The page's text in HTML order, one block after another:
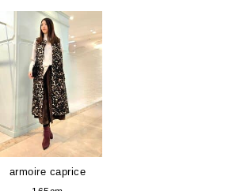
armoire caprice